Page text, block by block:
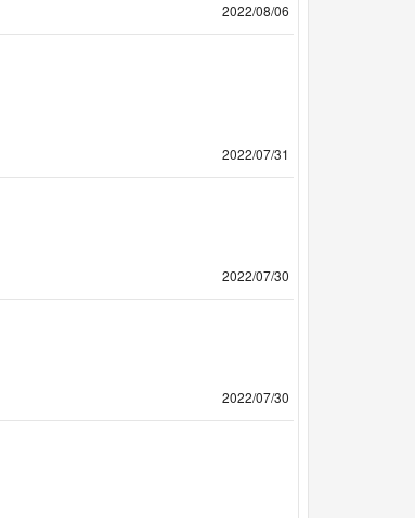
2022/08/06
2022/07/31
2022/07/30
2022/07/30